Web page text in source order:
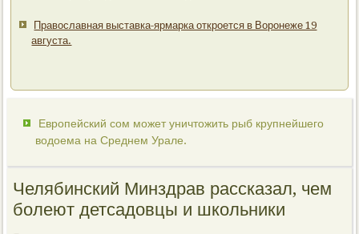
Православная выставка-ярмарка откроется в Воронеже 19
августа.
Европейский сом может уничтожить рыб крупнейшего
водоема на Среднем Урале.
Челябинский Минздрав рассказал, чем
болеют детсадовцы и школьники